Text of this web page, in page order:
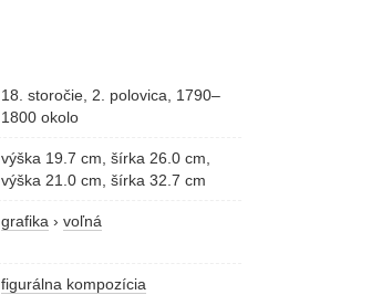
18. storočie, 2. polovica, 1790–
1800 okolo
výška 19.7 cm, šírka 26.0 cm,
výška 21.0 cm, šírka 32.7 cm
grafika › voľná
figurálna kompozícia